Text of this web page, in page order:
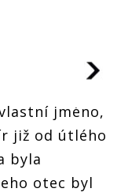
jméno,
již od útlého
byla
otec byl